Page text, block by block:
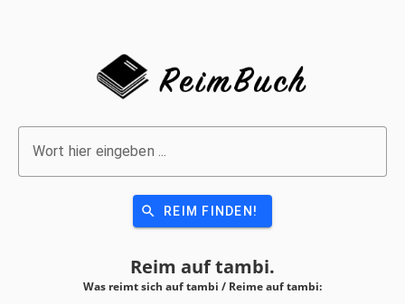
Wort hier eingeben ...
search REIM FINDEN!
Reim auftambi.
Was reimt sich auf tambi / Reime auftambi: